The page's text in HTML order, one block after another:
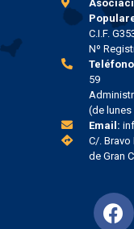
C.I.F.
Nº
59
(de lunes
Email:
C/. Bravo
de Gran